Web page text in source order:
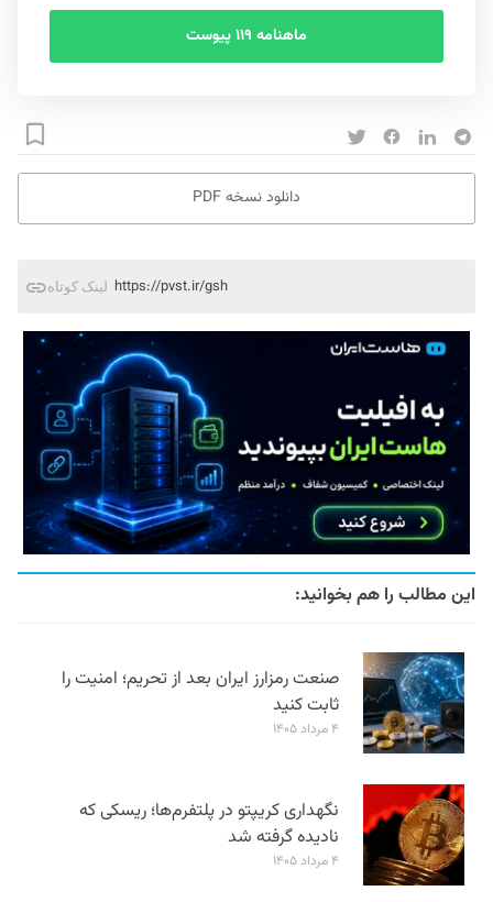
ماهنامه ۱۱۹ پیوست
دانلود نسخه PDF
لینک کوتاه https://pvst.ir/gsh
این مطالب را هم بخوانید:
صنعت رمزارز ایران بعد از تحریم؛ امنیت را
ثابت کنید
۴ مرداد ۱۴۰۵
نگهداری کریپتو در پلتفرم‌ها؛ ریسکی که
نادیده گرفته شد
۴ مرداد ۱۴۰۵